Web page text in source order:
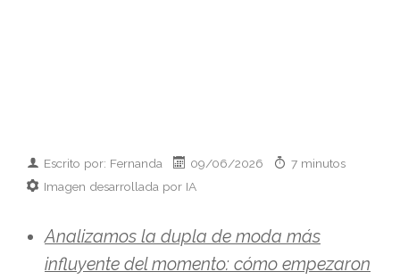
Escrito por: Fernanda 09/06/2026
7 minutos
Imagen desarrollada por IA
Analizamos la dupla de moda más
influyente del momento: cómo empezaron